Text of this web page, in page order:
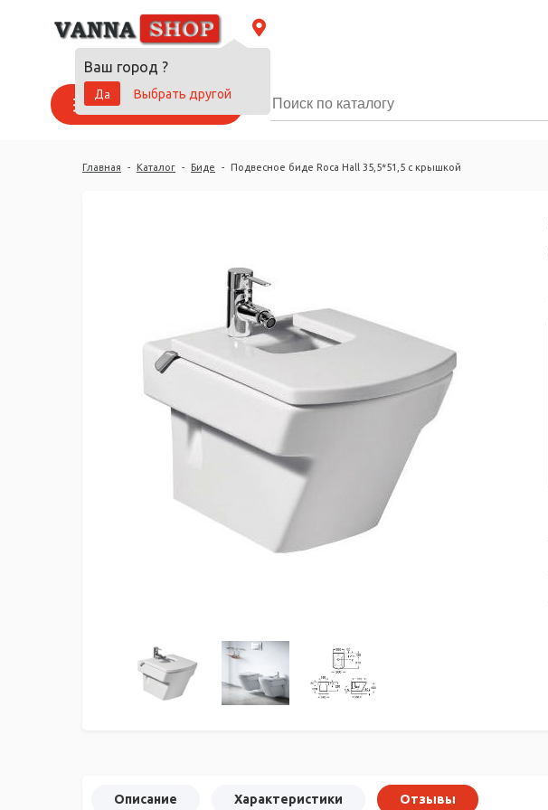
Ваш город ?
Да
Выбрать другой
Каталог товаров
Главная - Каталог - Биде - Подвесное биде Roca Hall 35,5*51,5 с крышкой
Описание Характеристики Отзывы